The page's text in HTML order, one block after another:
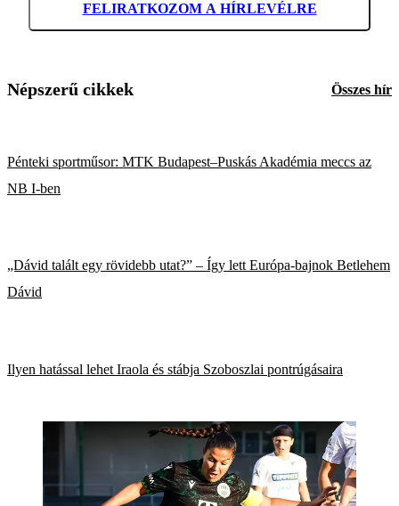
FELIRATKOZOM A HÍRLEVÉLRE
Népszerű cikkek Összes hír
Pénteki sportműsor: MTK Budapest–Puskás Akadémia meccs az
NB I-ben
„Dávid talált egy rövidebb utat?” – Így lett Európa-bajnok Betlehem
Dávid
Ilyen hatással lehet Iraola és stábja Szoboszlai pontrúgásaira